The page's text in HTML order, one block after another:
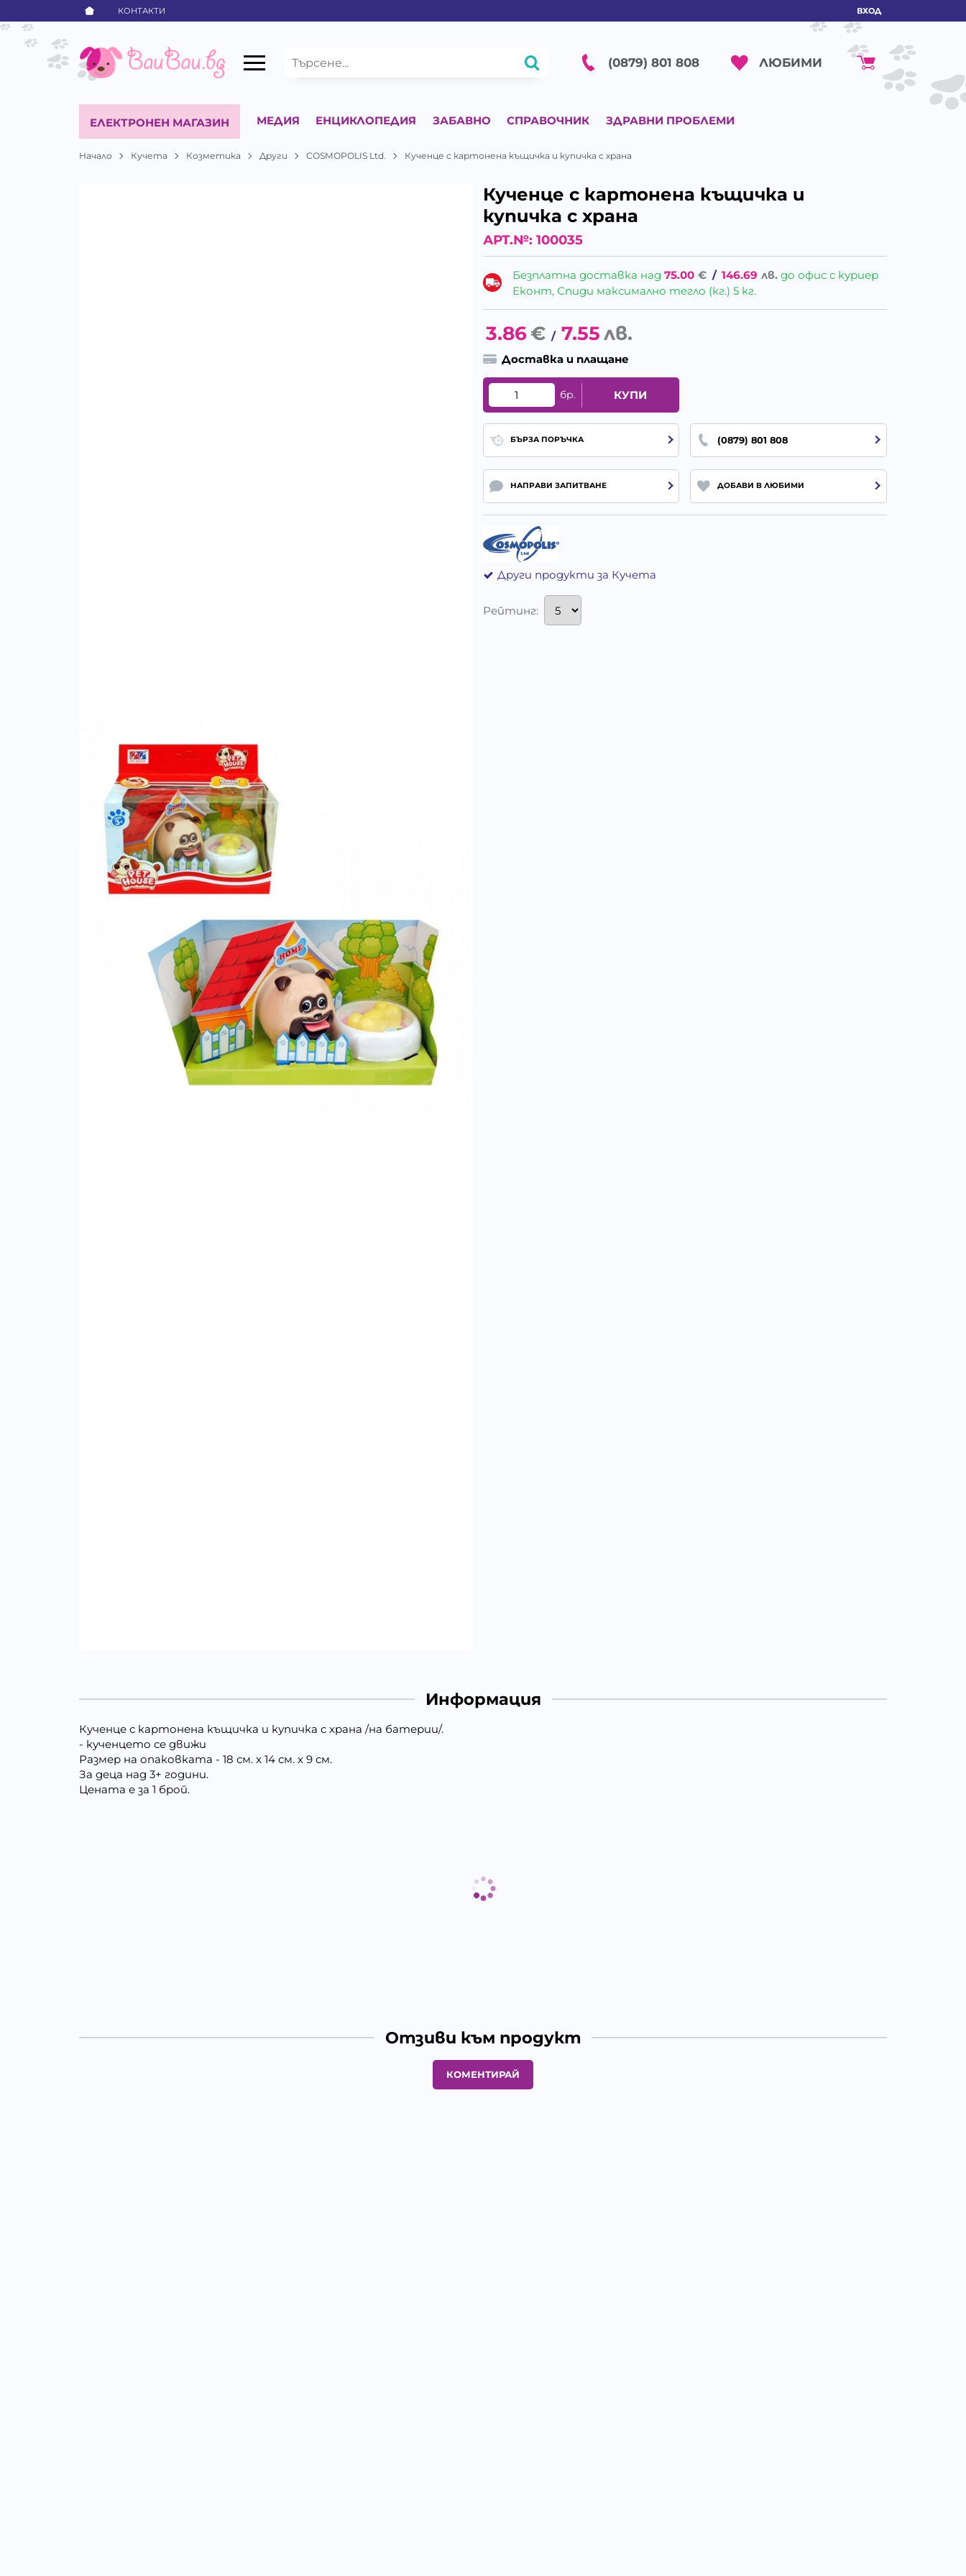
КОНТАКТИ ВХОД
(0879) 801 808 ЛЮБИМИ
ЕЛЕКТРОНЕН МАГАЗИН МЕДИЯ ЕНЦИКЛОПЕДИЯ ЗАБАВНО СПРАВОЧНИК ЗДРАВНИ ПРОБЛЕМИ
Начало Кучета Козметика Други COSMOPOLIS Ltd. Кученце с картонена къщичка и купичка с храна
Кученце с картонена къщичка и
купичка с храна
АРТ.№: 100035
Безплатна доставка над75.00 € / 146.69 лв. до офис с куриер
Еконт, Спиди максимално тегло (кг.) 5 кг.
3.86€ / 7.55лв.
Доставка и плащане
бр. КУПИ
БЪРЗА ПОРЪЧКА (0879) 801 808
НАПРАВИ ЗАПИТВАНЕ ДОБАВИ В ЛЮБИМИ
Други продукти за Кучета
Рейтинг:
Информация
Кученце с картонена къщичка и купичка с храна /на батерии/.
- кученцето се движи
Размер на опаковката - 18 см. х 14 см. х 9 см.
За деца над 3+ години.
Цената е за 1 брой.
Отзиви към продукт
КОМЕНТИРАЙ